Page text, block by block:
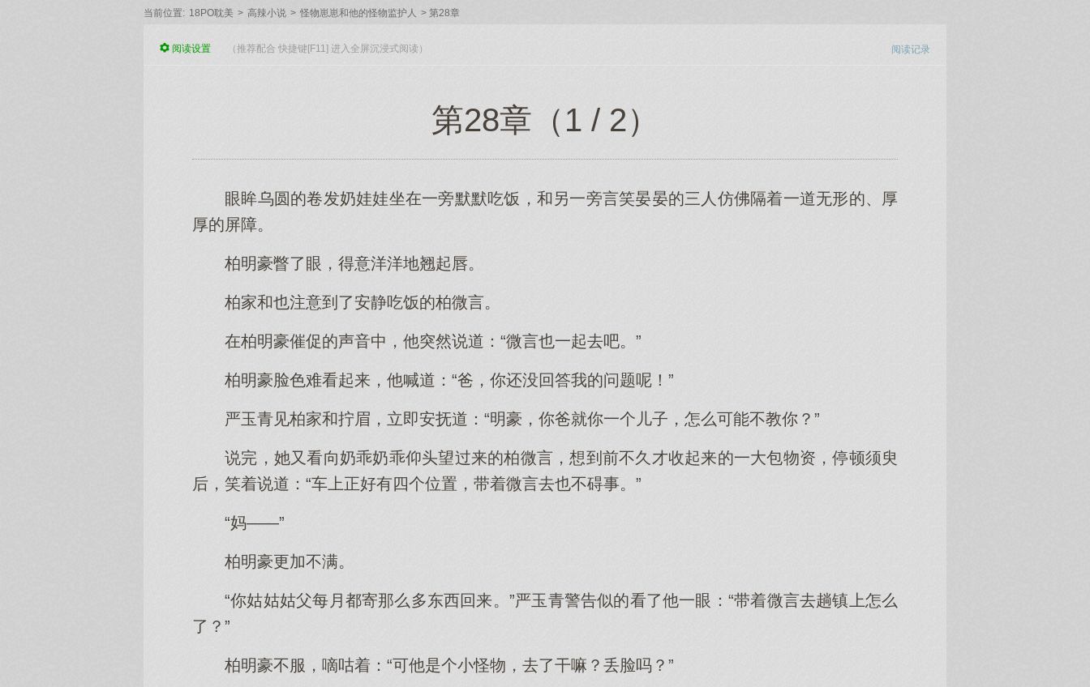
当前位置: 18PO耽美 > 高辣小说 > 怪物崽崽和他的怪物监护人 > 第28章
阅读记录
阅读设置 （推荐配合 快捷键[F11] 进入全屏沉浸式阅读）
第28章（1 / 2）
眼眸乌圆的卷发奶娃娃坐在一旁默默吃饭，和另一旁言笑晏晏的三人仿佛隔着一道无形的、厚
厚的屏障。
柏明豪瞥了眼，得意洋洋地翘起唇。
柏家和也注意到了安静吃饭的柏微言。
在柏明豪催促的声音中，他突然说道：“微言也一起去吧。”
柏明豪脸色难看起来，他喊道：“爸，你还没回答我的问题呢！”
严玉青见柏家和拧眉，立即安抚道：“明豪，你爸就你一个儿子，怎么可能不教你？”
说完，她又看向奶乖奶乖仰头望过来的柏微言，想到前不久才收起来的一大包物资，停顿须臾
后，笑着说道：“车上正好有四个位置，带着微言去也不碍事。”
“妈——”
柏明豪更加不满。
“你姑姑姑父每月都寄那么多东西回来。”严玉青警告似的看了他一眼：“带着微言去趟镇上怎么
了？”
柏明豪不服，嘀咕着：“可他是个小怪物，去了干嘛？丢脸吗？”